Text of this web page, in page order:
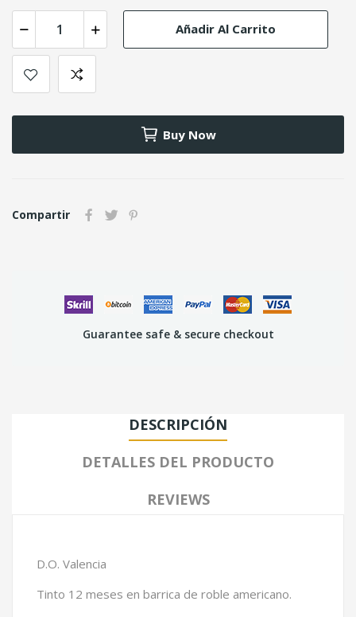
Añadir Al Carrito
Buy Now
Compartir
Guarantee safe & secure checkout
DESCRIPCIÓN
DETALLES DEL PRODUCTO
REVIEWS
D.O. Valencia
Tinto 12 meses en barrica de roble americano.